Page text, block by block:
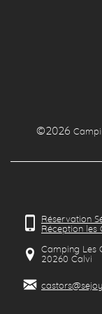
©2026
Réservation
Réception les
Camping Les
20260 Calvi